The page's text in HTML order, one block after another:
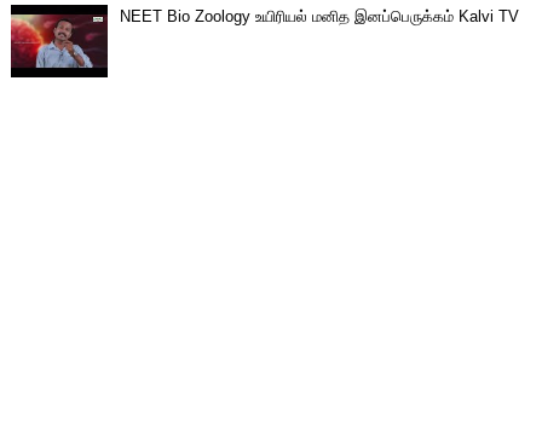
NEET Bio Zoology உயிரியல் மனித இனப்பெருக்கம் Kalvi TV